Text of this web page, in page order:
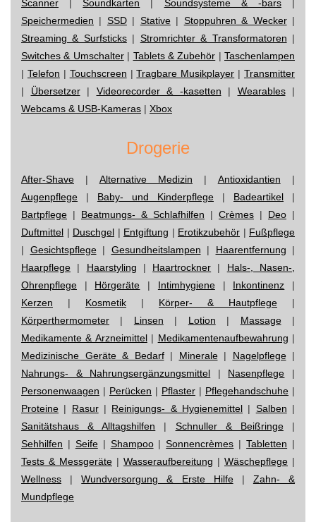
Scanner |Soundkarten | Soundsysteme & -bars|
Speichermedien | SSD| Stative| Stoppuhren & Wecker|
Streaming & Surfsticks| Stromrichter & Transformatoren |
Switches & Umschalter| Tablets & Zubehör | Taschenlampen
| Telefon | Touchscreen |Tragbare Musikplayer | Transmitter
| Übersetzer| Videorecorder & -kasetten | Wearables|
Webcams & USB-Kameras | Xbox
Drogerie
After-Shave | Alternative Medizin | Antioxidantien |
Augenpflege | Baby- und Kinderpflege | Badeartikel |
Bartpflege | Beatmungs- & Schlafhilfen | Crèmes | Deo |
Duftmittel | Duschgel | Entgiftung | Erotikzubehör | Fußpflege
| Gesichtspflege| Gesundheitslampen | Haarentfernung |
Haarpflege | Haarstyling | Haartrockner | Hals-, Nasen-,
Ohrenpflege | Hörgeräte | Intimhygiene| Inkontinenz |
Kerzen | Kosmetik | Körper- & Hautpflege |
Körperthermometer | Linsen | Lotion | Massage|
Medikamente & Arzneimittel| Medikamentenaufbewahrung |
Medizinische Geräte & Bedarf| Minerale| Nagelpflege|
Nahrungs- & Nahrungsergänzungsmittel | Nasenpflege |
Personenwaagen | Perücken | Pflaster | Pflegehandschuhe |
Proteine | Rasur| Reinigungs- & Hygienemittel | Salben |
Sanitätshaus & Alltagshilfen | Schnuller & Beißringe|
Sehhilfen | Seife| Shampoo|Sonnencrèmes |Tabletten |
Tests & Messgeräte | Wasseraufbereitung | Wäschepflege |
Wellness |Wundversorgung & Erste Hilfe| Zahn- &
Mundpflege